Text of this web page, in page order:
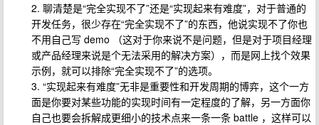
2. 聊清楚是“完全实现不了”还是“实现起来有难度”，对于普通的
开发任务，很少存在“完全实现不了”的东西，他说实现不了你也
不用自己写 demo （这对于你来说不是问题，但是对于项目经理
或产品经理来说是个无法采用的解决方案），而是网上找个效果
示例，就可以排除“完全实现不了”的选项。
3. “实现起来有难度”无非是重要性和开发周期的博弈，这个一方
面是你要对某些功能的实现时间有一定程度的了解，另一方面你
自己也要会拆解成更细小的技术点来一条一条 battle ，这样可以